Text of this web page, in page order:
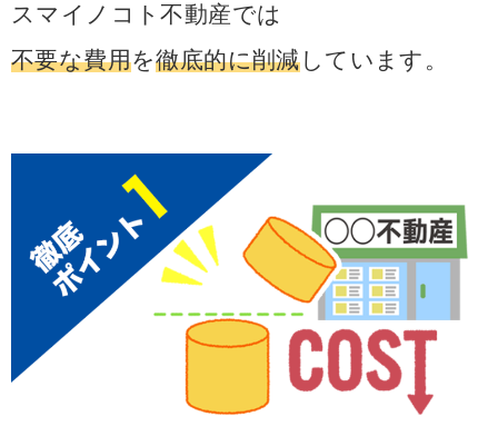
スマイノコト不動産では
不要な費用を徹底的に削減しています。